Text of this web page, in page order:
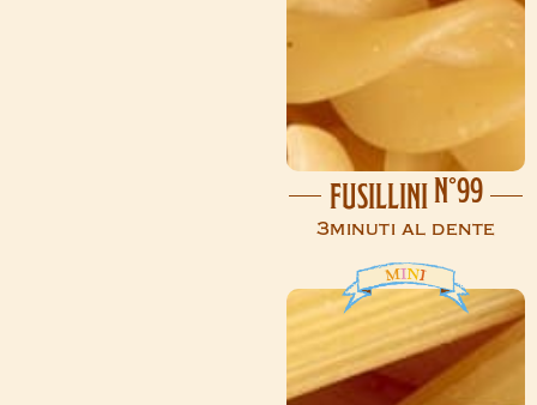
FUSILLININ°99
3minuti al dente